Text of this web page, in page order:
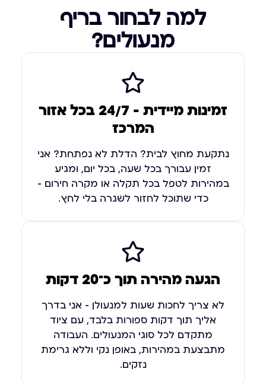
למה לבחור בריף
מנעולים?
זמינות מיידית – 24/7 בכל אזור
המרכז
נתקעת מחוץ לבית? הדלת לא נפתחת? אני
זמין עבורך בכל שעה, בכל יום, ומגיע
במהירות לטפל בכל תקלה או מקרה חירום –
כדי שתוכל לחזור לשגרה בלי לחץ.
הגעה מהירה תוך כ־20 דקות
לא צריך לחכות שעות למנעולן – אני בדרך
אליך תוך דקות ספורות בלבד, עם ציוד
מתקדם לכל סוגי המנעולים. העבודה
מתבצעת במהירות, באופן נקי וללא גרימת
נזקים.